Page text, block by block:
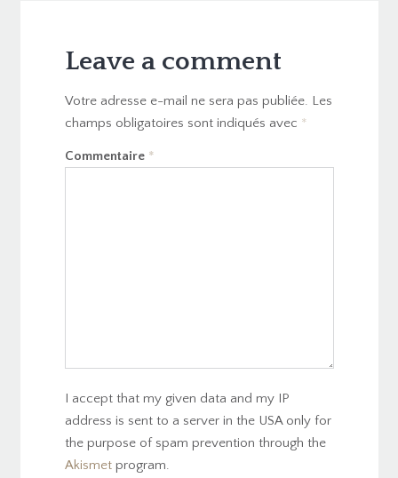
Leave a comment
Votre adresse e-mail ne sera pas publiée. Les
champs obligatoires sont indiqués avec *
Commentaire *
I accept that my given data and my IP
address is sent to a server in the USA only for
the purpose of spam prevention through the
Akismetprogram.